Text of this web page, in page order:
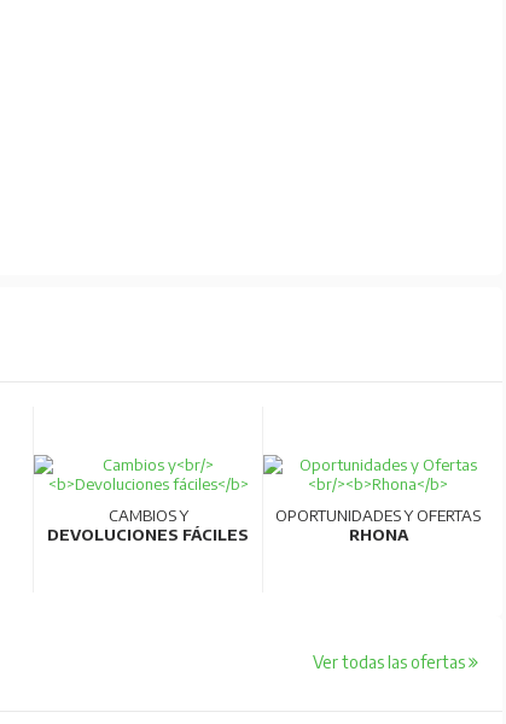
CAMBIOS Y
DEVOLUCIONES FÁCILES
OPORTUNIDADES Y OFERTAS
RHONA
Ver todas las ofertas